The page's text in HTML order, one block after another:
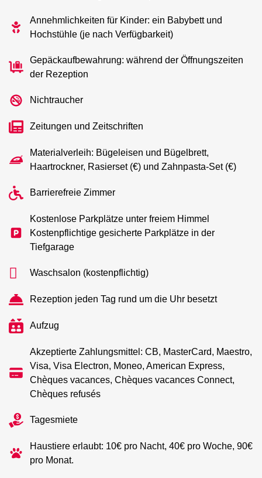
Annehmlichkeiten für Kinder: ein Babybett und
Hochstühle (je nach Verfügbarkeit)
Gepäckaufbewahrung: während der Öffnungszeiten
der Rezeption
Nichtraucher
Zeitungen und Zeitschriften
Materialverleih: Bügeleisen und Bügelbrett,
Haartrockner, Rasierset (€) und Zahnpasta-Set (€)
Barrierefreie Zimmer
Kostenlose Parkplätze unter freiem Himmel
Kostenpflichtige gesicherte Parkplätze in der
Tiefgarage
Waschsalon (kostenpflichtig)
Rezeption jeden Tag rund um die Uhr besetzt
Aufzug
Akzeptierte Zahlungsmittel: CB, MasterCard, Maestro,
Visa, Visa Electron, Moneo, American Express,
Chèques vacances, Chèques vacances Connect,
Chèques refusés
Tagesmiete
Haustiere erlaubt: 10€ pro Nacht, 40€ pro Woche, 90€
pro Monat.